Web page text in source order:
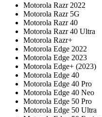
Motorola Razr 2022
Motorola Razr 5G
Motorola Razr 40
Motorola Razr 40 Ultra
Motorola Razr+
Motorola Edge 2022
Motorola Edge 2023
Motorola Edge+ (2023)
Motorola Edge 40
Motorola Edge 40 Pro
Motorola Edge 40 Neo
Motorola Edge 50 Pro
Motorola Edge 50 Ultra